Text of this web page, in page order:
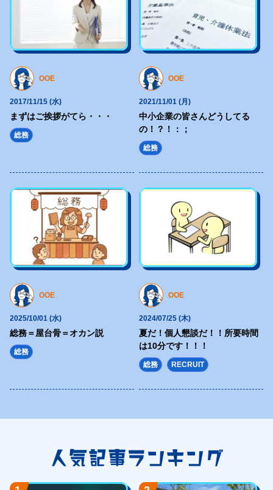
OOE
2017/11/15 (水)
まずはご挨拶がてら・・・
総務
OOE
2021/11/01 (月)
中小企業の皆さんどうしてる
の！？！：；
総務
OOE
2025/10/01 (水)
総務＝屋台骨＝オカン説
総務
OOE
2024/07/25 (木)
夏だ！個人懇談だ！！所要時間
は10分です！！！
総務 RECRUIT
人気記事ランキング
<source type="image/webp"
srcset="https://hajimecreate.com/wp-content/themes/wp-hajime2021/
<img src="https://hajimecreate.com/wp-content/themes/wp-
alt="Webとクリエイティブでビジネスをかたちにする" class="imgBk"
</picture>
</h1>
</div>
<div class="topKey-cover"></div>
<section class="topImp">
<h2 class="fz32 ffF1 orange1">大切なお知らせ</h2>
<div class="topImp-list lh17 fw6">
<p class="topImp-date fz16 white1">2021/03/31 (水)</p>
<a href="https://hajimecreate.com/
class="topImp-link fz18 white1 my-shuffle">『おかやま子育て応援宣
</section>
<div class="topNav-body">
<h2 class="topNav-ttl fz32 lh14 blue4 sfz14">
まずはコチラから
<source type="image/webp" media="(max-width: 1023px)"
srcset="https://hajimecreate.com/wp-content/themes/wp-hajime2021/